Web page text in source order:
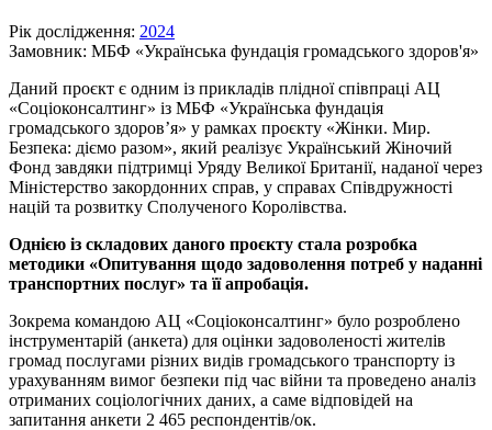
Рік дослідження: 2024
Замовник: МБФ «Українська фундація громадського здоров'я»
Даний проєкт є одним із прикладів плідної співпраці АЦ
«Соціоконсалтинг» із МБФ «Українська фундація
громадського здоров’я» у рамках проєкту «Жінки. Мир.
Безпека: діємо разом», який реалізує Український Жіночий
Фонд завдяки підтримці Уряду Великої Британії, наданої через
Міністерство закордонних справ, у справах Співдружності
націй та розвитку Сполученого Королівства.
Однією із складових даного проєкту стала розробка
методики «Опитування щодо задоволення потреб у наданні
транспортних послуг» та її апробація.
Зокрема командою АЦ «Соціоконсалтинг» було розроблено
інструментарій (анкета) для оцінки задоволеності жителів
громад послугами різних видів громадського транспорту із
урахуванням вимог безпеки під час війни та проведено аналіз
отриманих соціологічних даних, а саме відповідей на
запитання анкети 2 465 респондентів/ок.